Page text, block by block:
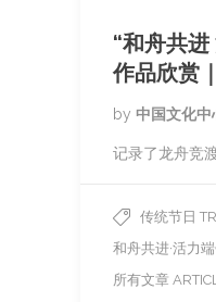
“和舟共
作品欣赏
by 中国文化中
记录了龙舟竞
传统节日
和舟共进·活力
所有文章